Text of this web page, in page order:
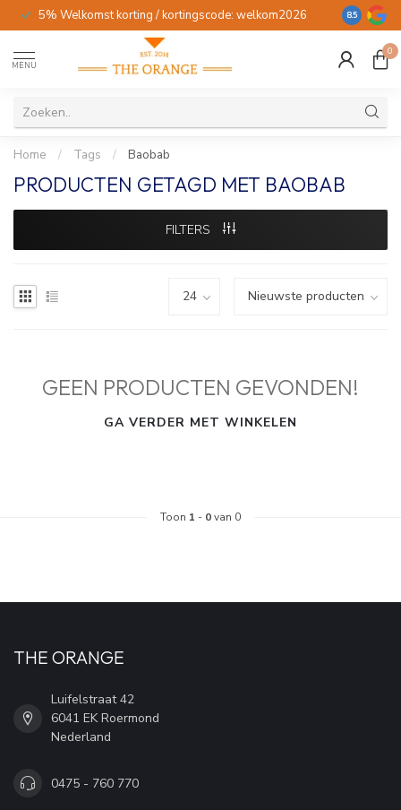
5% Welkomst korting / kortingscode: welkom2026 Gratis
8.5
MENU
0
Home / Tags / Baobab
PRODUCTEN GETAGD MET BAOBAB
FILTERS
GEEN PRODUCTEN GEVONDEN!
GA VERDER MET WINKELEN
Toon 1 - 0van 0
THE ORANGE
Luifelstraat 42
6041 EK Roermond
Nederland
0475 - 760 770